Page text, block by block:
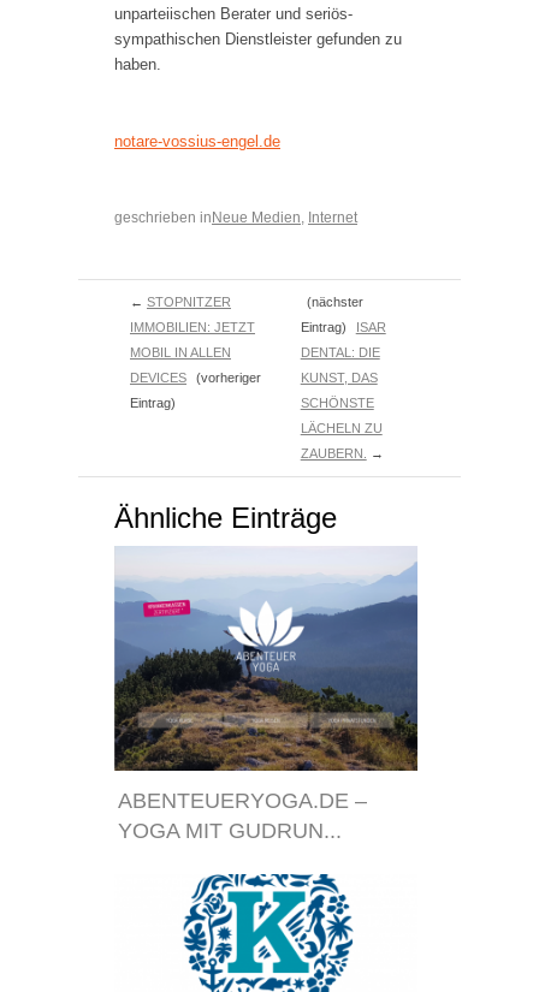
unparteiischen Berater und seriös-
sympathischen Dienstleister gefunden zu
haben.
notare-vossius-engel.de
geschrieben in Neue Medien, Internet
← STOPNITZER
IMMOBILIEN: JETZT
MOBIL IN ALLEN
DEVICES
(vorheriger
Eintrag)
(nächster
Eintrag)
ISAR
DENTAL: DIE
KUNST, DAS
SCHÖNSTE
LÄCHELN ZU
ZAUBERN.
→
Ähnliche Einträge
ABENTEUERYOGA.DE –
YOGA MIT GUDRUN...